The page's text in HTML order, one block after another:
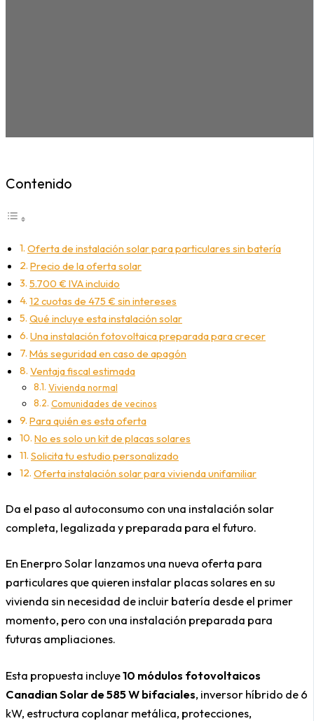
Contenido
Oferta de instalación solar para particulares sin batería
Precio de la oferta solar
5.700 € IVA incluido
12 cuotas de 475 € sin intereses
Qué incluye esta instalación solar
Una instalación fotovoltaica preparada para crecer
Más seguridad en caso de apagón
Ventaja fiscal estimada
Vivienda normal
Comunidades de vecinos
Para quién es esta oferta
No es solo un kit de placas solares
Solicita tu estudio personalizado
Oferta instalación solar para vivienda unifamiliar
Da el paso al autoconsumo con una instalación solar
completa, legalizada y preparada para el futuro.
En Enerpro Solar lanzamos una nueva oferta para
particulares que quieren instalar placas solares en su
vivienda sin necesidad de incluir batería desde el primer
momento, pero con una instalación preparada para
futuras ampliaciones.
Esta propuesta incluye10 módulos fotovoltaicos
Canadian Solar de 585 W bifaciales, inversor híbrido de 6
kW, estructura coplanar metálica, protecciones,